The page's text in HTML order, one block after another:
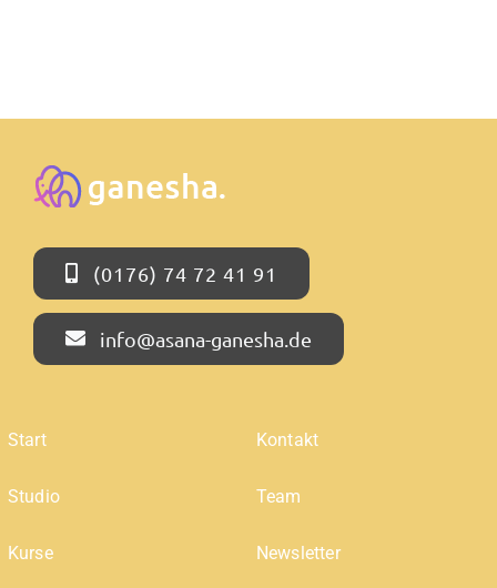
(0176) 74 72 41 91
info@asana-ganesha.de
Start
Studio
Kurse
Kontakt
Team
Newsletter